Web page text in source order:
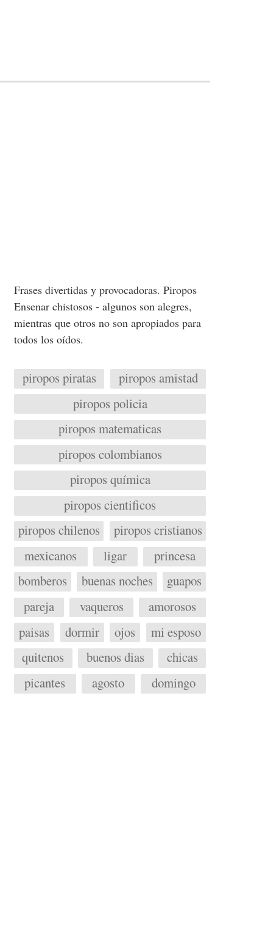
Frases divertidas y provocadoras. Piropos
Ensenar chistosos - algunos son alegres,
mientras que otros no son apropiados para
todos los oídos.
piropos piratas
piropos amistad
piropos policia
piropos matematicas
piropos colombianos
piropos química
piropos cientificos
piropos chilenos
piropos cristianos
mexicanos
ligar
princesa
bomberos
buenas noches
guapos
pareja
vaqueros
amorosos
paisas
dormir ojos
mi esposo
quitenos
buenos dias
chicas
picantes
agosto domingo